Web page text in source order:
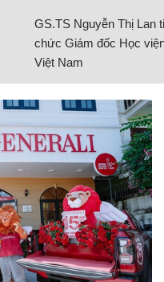
GS.TS Nguyễn Thị Lan
chức Giám đốc Học
Việt Nam